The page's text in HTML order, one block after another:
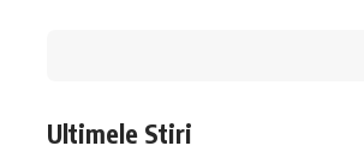
Ultimele Stiri